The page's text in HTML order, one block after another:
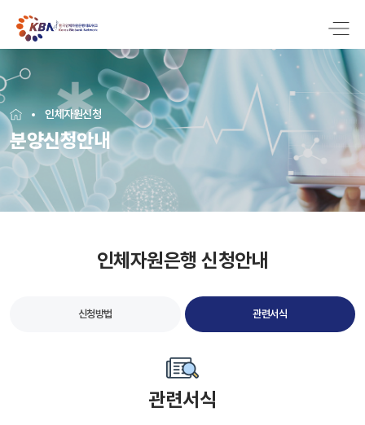
인체자원신청
분양신청안내
인체자원은행 신청안내
신청방법 관련서식
관련서식